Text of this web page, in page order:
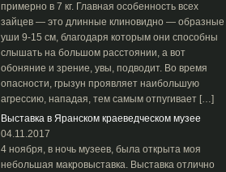
примерно в 7 кг. Главная особенность всех
зайцев — это длинные клиновидно — образные
уши 9-15 см, благодаря которым они способны
слышать на большом расстоянии, а вот
обоняние и зрение, увы, подводит. Во время
опасности, грызун проявляет наибольшую
агрессию, нападая, тем самым отпугивает […]
Выставка в Яранском краеведческом музее
04.11.2017
4 ноября, в ночь музеев, была открыта моя
небольшая макровыставка. Выставка отлично